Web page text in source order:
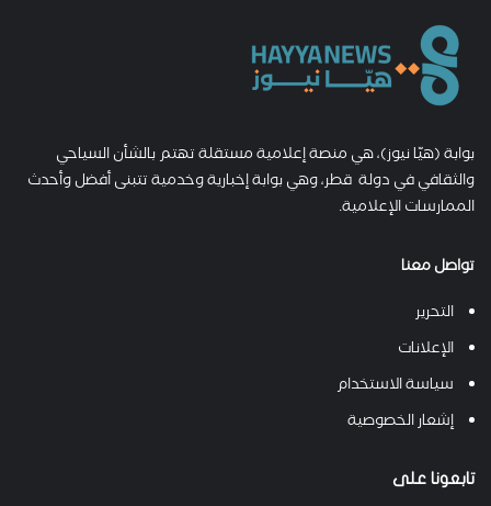
بوابة (هيّا نيوز)، هي منصة إعلامية مستقلة تهتم بالشأن السياحي
والثقافي في دولة قطر، وهي بوابة إخبارية وخدمية تتبنى أفضل وأحدث
الممارسات الإعلامية.
تواصل معنا
التحرير
الإعلانات
سياسة الاستخدام
إشعار الخصوصية
تابعونا على